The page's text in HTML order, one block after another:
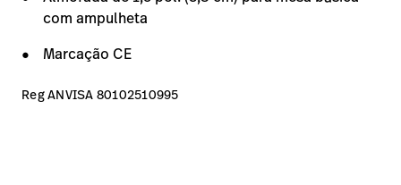
com ampulheta
Marcação CE
Reg ANVISA 80102510995